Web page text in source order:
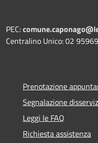
PEC:
Centralino Unico: 02
Prenotazione
Segnalazione
Leggi le FAQ
Richiesta assistenza